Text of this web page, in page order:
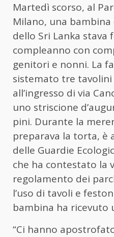
Martedì scorso, al
Milano, una
dello Sri Lanka stava
compleanno con
genitori e nonni. La
sistemato tre
all’ingresso di via
uno striscione
pini. Durante la
preparava la torta, è
delle Guardie
che ha contestato la
regolamento dei
l’uso di tavoli e
bambina ha ricevuto
“Ci hanno